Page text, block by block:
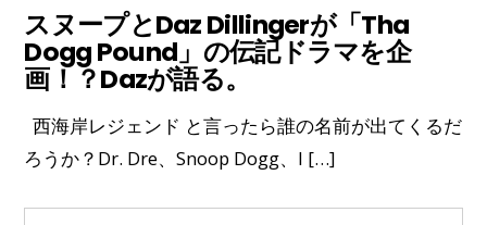
スヌープとDaz Dillingerが「Tha
Dogg Pound」の伝記ドラマを企
画！？Dazが語る。
西海岸レジェンド と言ったら誰の名前が出てくるだ
ろうか？Dr. Dre、Snoop Dogg、I […]